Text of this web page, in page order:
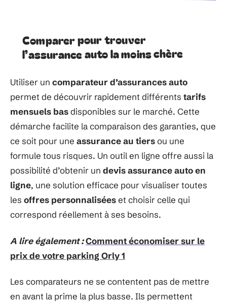
Comparer pour trouver
l’assurance auto la moins chère
Utiliser un comparateur d’assurances auto
permet de découvrir rapidement différents tarifs
mensuels basdisponibles sur le marché. Cette
démarche facilite la comparaison des garanties, que
ce soit pour une assurance au tiersou une
formule tous risques. Un outil en ligne offre aussi la
possibilité d’obtenir un devis assurance auto en
ligne, une solution efficace pour visualiser toutes
les offres personnaliséeset choisir celle qui
correspond réellement à ses besoins.
A lire également :Comment économiser sur le
prix de votre parking Orly 1
Les comparateurs ne se contentent pas de mettre
en avant la prime la plus basse. Ils permettent